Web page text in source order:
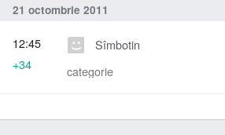
21 octombrie 2011
Sîmbotin
categorie
12:45
+34